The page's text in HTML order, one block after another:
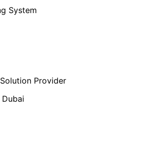
System
Provider